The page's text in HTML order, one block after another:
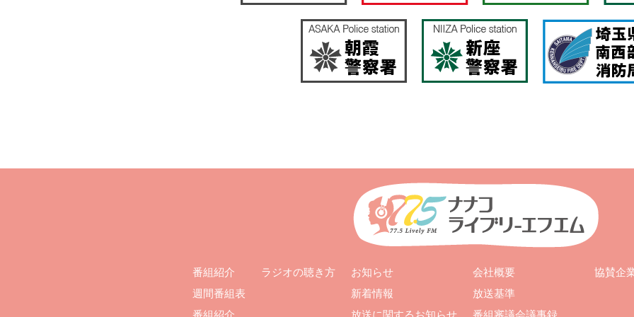
番組紹介
週間番組表
番組紹介
ラジオの聴き方
お知らせ
新着情報
放送に関するお知らせ
会社概要
放送基準
番組審議会議事録
協賛企